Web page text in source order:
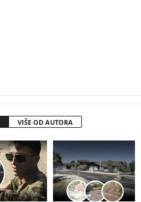
VIŠE OD AUTORA